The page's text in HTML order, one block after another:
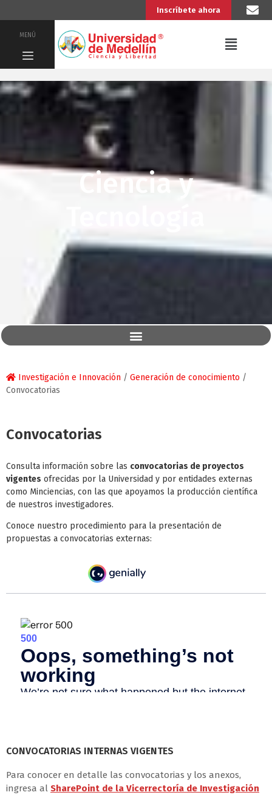
Inscríbete ahora
MENÚ
Ciencia y
Investigación e Innovación / Generación de conocimiento /
Convocatorias
Convocatorias
Consulta información sobre las convocatorias de proyectos
vigentes ofrecidas por la Universidad y por entidades externas
como Minciencias, con las que apoyamos la producción científica
de nuestros investigadores.
Conoce nuestro procedimiento para la presentación de
propuestas a convocatorias externas:
CONVOCATORIAS INTERNAS VIGENTES
Para conocer en detalle las convocatorias y los anexos,
ingresa al SharePoint de la Vicerrectoría de Investigación